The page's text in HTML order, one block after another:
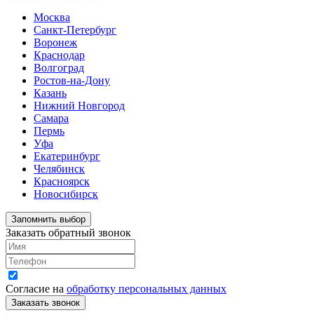
Москва
Санкт-Петербург
Воронеж
Краснодар
Волгоград
Ростов-на-Дону
Казань
Нижний Новгород
Самара
Пермь
Уфа
Екатеринбург
Челябинск
Красноярск
Новосибирск
Запомнить выбор
Заказать обратный звонок
Согласие на обработку персональных данных